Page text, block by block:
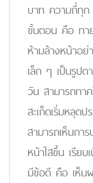
บาท ความถี่ทุ
ขั้นตอน คือ ทา
ห้ามล้างหน้าอ
เล็ก ๆ เป็นรูปต
วัน สามารถทา
สะเก็ดเริ่มหลุด
สามารถเห็นกา
หน้าใสขึ้น เรีย
มีข้อดี คือ เห็นผ